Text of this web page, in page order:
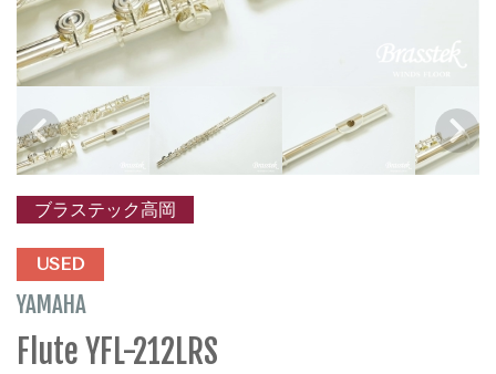
ブラステック高岡
USED
YAMAHA
Flute YFL-212LRS